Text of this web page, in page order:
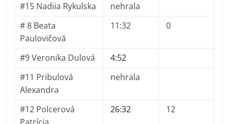
#15 Nadiia Rykulska
nehrala
# 8 Beata
Paulovičová
11:32 0
#9 Veronika Dulová
4:52
#11 Pribulová
Alexandra
nehrala
#12 Polcerová
26:32 12